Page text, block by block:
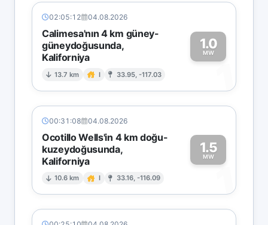
02:05:12 04.08.2026
Calimesa'nın 4 km güney-
güneydoğusunda,
Kaliforniya
13.7 km I 33.95, -117.03
1.0
MW
1
00:31:08 04.08.2026
Ocotillo Wells'in 4 km doğu-
kuzeydoğusunda,
Kaliforniya
10.6 km I 33.16, -116.09
1.5
MW
1